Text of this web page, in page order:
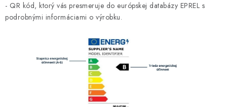
- QR kód, ktorý vás presmeruje do európskej databázy EPREL s
podrobnými informáciami o výrobku.